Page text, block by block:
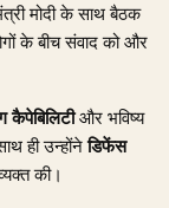
मोदी के साथ बैठक
के बीच संवाद को और
कैपेबिलिटीऔर भविष्य
ही उन्होंनेडिफेंस
की।